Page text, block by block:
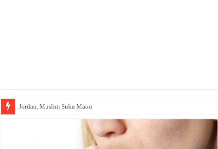
Jordan, Muslim Suku Maori